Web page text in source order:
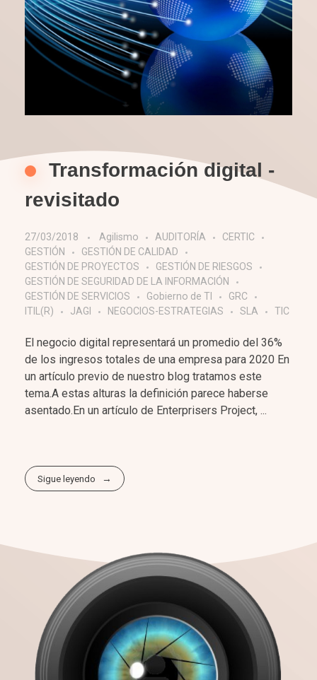
Transformación digital -
revisitado
27/03/2018 Agilismo AUDITORÍA
CERTIC
GESTIÓN
GESTIÓN DE CALIDAD
GESTIÓN DE PROYECTOS
GESTIÓN DE RIESGOS
GESTIÓN DE SEGURIDAD DE LA INFORMACIÓN
GESTIÓN DE SERVICIOS
Gobierno de TI
GRC
ITIL(R)
JAGI NEGOCIOS-ESTRATEGIAS SLA TIC
El negocio digital representará un promedio del 36%
de los ingresos totales de una empresa para 2020 En
un artículo previo de nuestro blog tratamos este
tema.A estas alturas la definición parece haberse
asentado.En un artículo de Enterprisers Project, ...
Sigue leyendo